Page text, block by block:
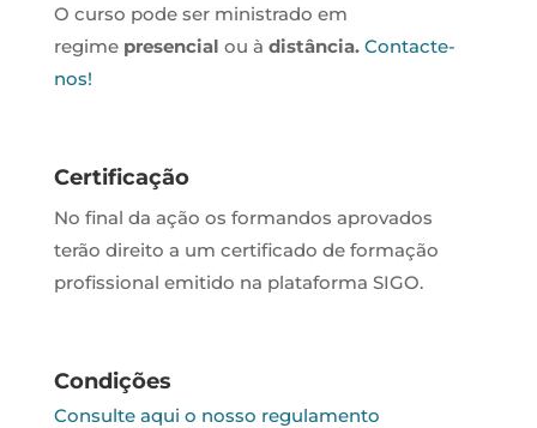
O curso pode ser ministrado em
regime presencial ou à distância. Contacte-
nos!
Certificação
No final da ação os formandos aprovados
terão direito a um certificado de formação
profissional emitido na plataforma SIGO.
Condições
Consulte aqui o nosso regulamento